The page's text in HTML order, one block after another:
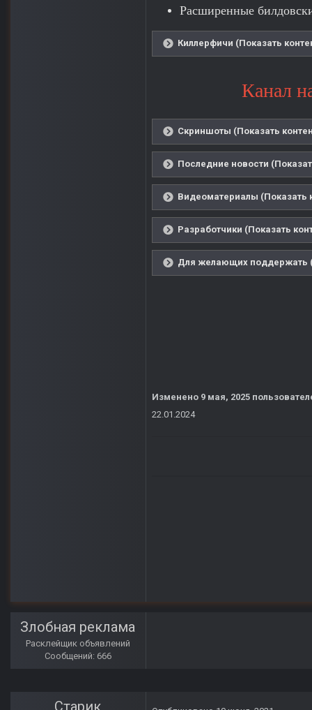
Расширенные
Киллерфичи (Показать
Канал
Скриншоты (Показать
Последние новости
Видеоматериалы (Показать
Разработчики (Показать
Для желающих поддержать
Изменено 9 мая, 2025
22.01.2024
Злобная реклама
Расклейщик объявлений
Сообщений: 666